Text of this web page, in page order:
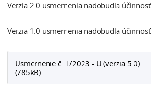
Verzia 2.0 usmernenia nadobudla
Verzia 1.0 usmernenia nadobudla
Usmernenie č. 1/2023 - U (verzia 5.0)
(785kB)